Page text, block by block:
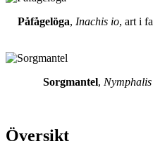
Påfågelöga, Inachis io, art i
Sorgmantel,
Översikt